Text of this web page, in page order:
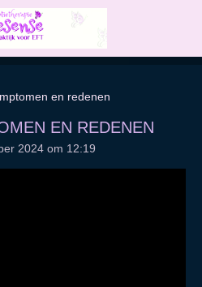
en redenen
EN REDENEN
2024 om 12:19